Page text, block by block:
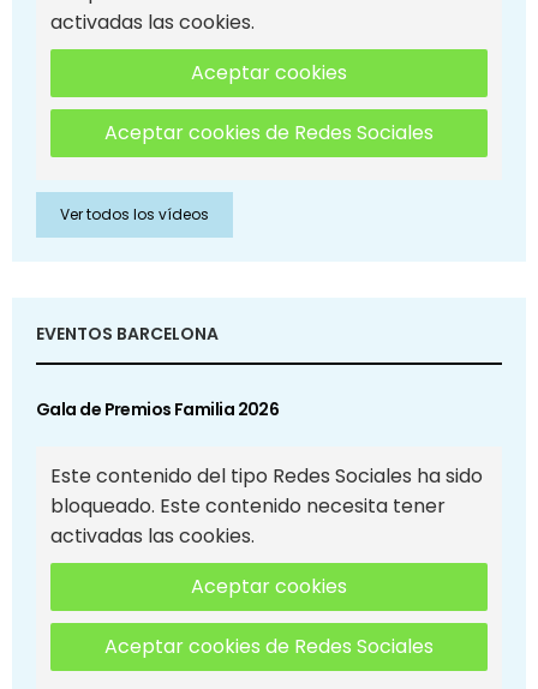
activadas las cookies.
Aceptar cookies
Aceptar cookies de Redes Sociales
Ver todos los vídeos
EVENTOS BARCELONA
Gala de Premios Familia 2026
Este contenido del tipo Redes Sociales ha sido
bloqueado. Este contenido necesita tener
activadas las cookies.
Aceptar cookies
Aceptar cookies de Redes Sociales